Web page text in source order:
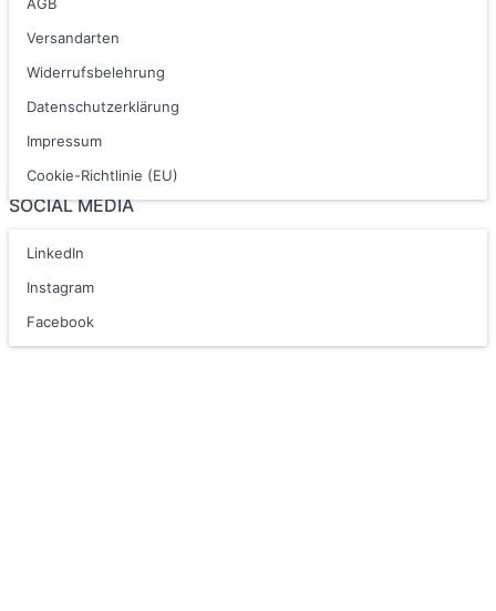
Versandarten
Widerrufsbelehrung
Datenschutzerklärung
Impressum
Cookie-Richtlinie (EU)
SOCIAL MEDIA
LinkedIn
Instagram
Facebook